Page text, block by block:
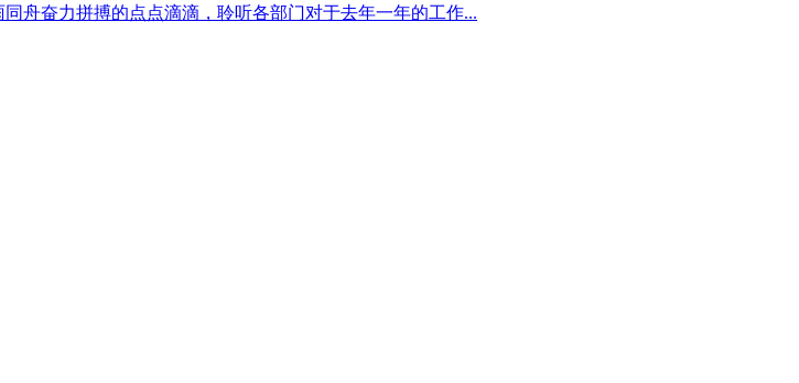
舟奋力拼搏的点点滴滴，聆听各部门对于去年一年的工作...